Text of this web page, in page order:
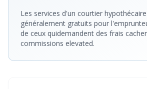
Les services d'un courtier
généralement gratuits pour
de ceux quidemandent des frais
commissions elevated.